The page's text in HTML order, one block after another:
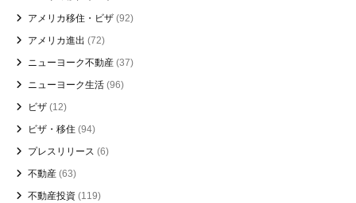
アメリカ移住・ビザ (92)
アメリカ進出 (72)
ニューヨーク不動産 (37)
ニューヨーク生活 (96)
ビザ (12)
ビザ・移住 (94)
プレスリリース (6)
不動産 (63)
不動産投資 (119)